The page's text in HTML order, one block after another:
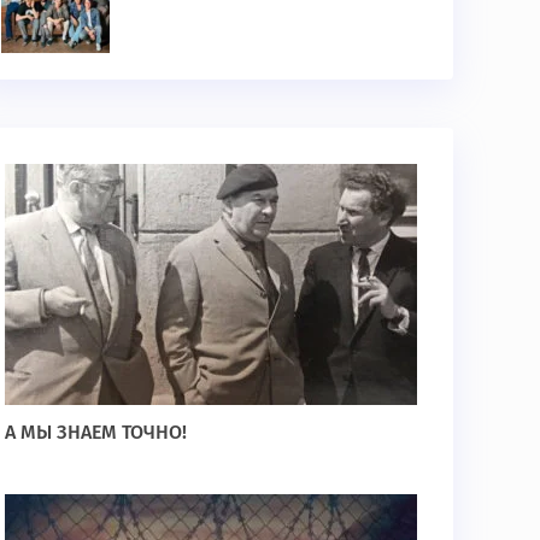
А МЫ ЗНАЕМ ТОЧНО!